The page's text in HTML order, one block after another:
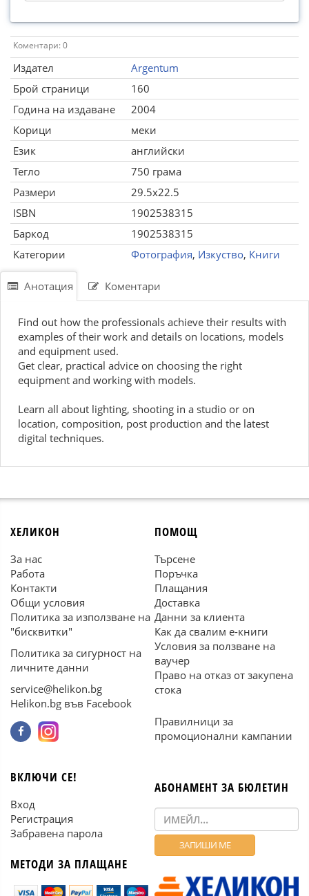
Коментари: 0
Издател
Argentum
Брой страници
160
Година на издаване
2004
Корици
меки
Език
английски
Тегло
750 грама
Размери
29.5x22.5
ISBN
1902538315
Баркод
1902538315
Категории
Фотография, Изкуство, Книги
Анотация Коментари
Find out how the professionals achieve their results with
examples of their work and details on locations, models
and equipment used.
Get clear, practical advice on choosing the right
equipment and working with models.
Learn all about lighting, shooting in a studio or on
location, composition, post production and the latest
digital techniques.
ХЕЛИКОН
За нас
Работа
Контакти
Общи условия
Политика за използване на
"бисквитки"
Политика за сигурност на
личните данни
service@helikon.bg
Helikon.bg във Facebook
ПОМОЩ
Търсене
Поръчка
Плащания
Доставка
Данни за клиента
Как да свалим е-книги
Условия за ползване на
ваучер
Право на отказ от закупена
стока
Правилници за
промоционални кампании
ВКЛЮЧИ СЕ!
Вход
Регистрация
Забравена парола
МЕТОДИ ЗА ПЛАЩАНЕ
АБОНАМЕНТ ЗА БЮЛЕТИН